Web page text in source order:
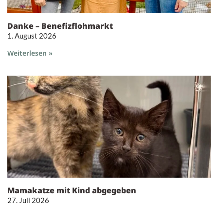
Danke – Benefizflohmarkt
1. August 2026
Weiterlesen »
Mamakatze mit Kind abgegeben
27. Juli 2026